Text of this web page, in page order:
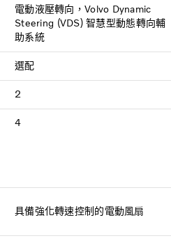
電動液壓轉向，Volvo Dynamic
Steering (VDS) 智慧型動態轉向輔
助系統
選配
2
4
具備強化轉速控制的電動風扇